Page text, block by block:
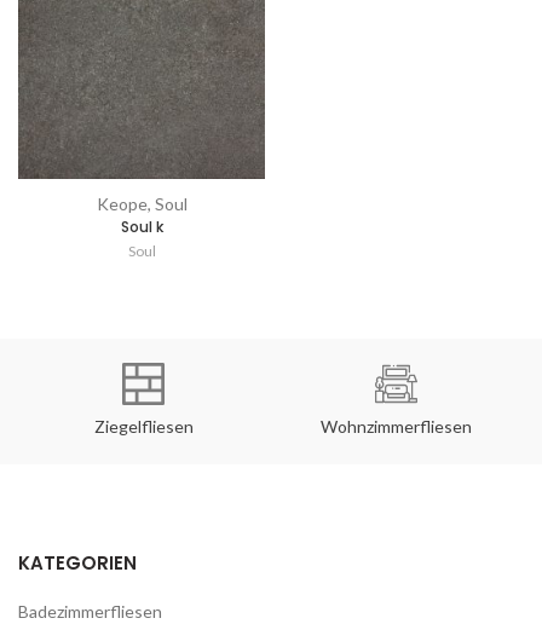
Keope, Soul
Soul k
Soul
Ziegelfliesen Wohnzimmerfliesen
KATEGORIEN
Badezimmerfliesen